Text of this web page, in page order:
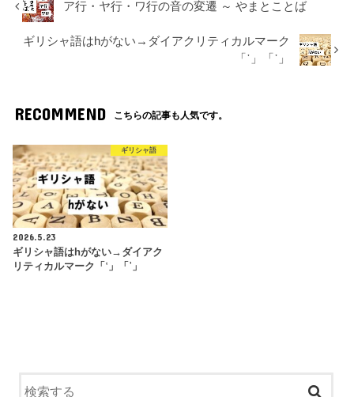
ア行・ヤ行・ワ行の音の変遷 ～ やまとことば
ギリシャ語はhがない→ダイアクリティカルマーク
「῾」「᾿」
RECOMMEND こちらの記事も人気です。
ギリシャ語
2026.5.23
ギリシャ語はhがない→ダイアク
リティカルマーク「῾」「᾿」